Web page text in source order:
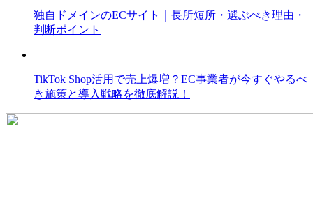
独自ドメインのECサイト｜長所短所・選ぶべき理由・
判断ポイント
TikTok Shop活用で売上爆増？EC事業者が今すぐやるべ
き施策と導入戦略を徹底解説！